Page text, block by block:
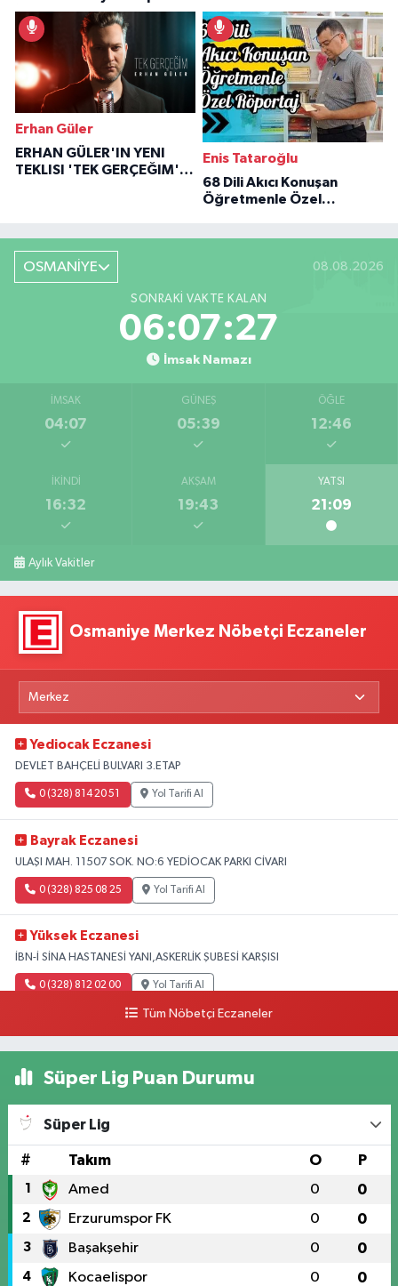
İlham Veren Hikâyeler
Erhan Güler
ERHAN GÜLER'IN YENI
TEKLISI 'TEK GERÇEĞIM'LE
Enis Tataroğlu
68 Dili Akıcı Konuşan
Öğretmenle Özel
OSMANİYE 08.08.2026
SONRAKI VAKTE KALAN
06:07:26
İmsak Namazı
İMSAK
04:07
GÜNEŞ
05:39
ÖĞLE
12:46
İKINDI
16:32
AKŞAM
19:43
YATSI
21:09
Aylık Vakitler
Osmaniye Merkez Nöbetçi Eczaneler
Yediocak Eczanesi
DEVLET BAHÇELİ BULVARI 3.ETAP
0 (328) 814 20 51 Yol Tarifi Al
Bayrak Eczanesi
ULAŞI MAH. 11507 SOK. NO:6 YEDİOCAK PARKI CİVARI
0 (328) 825 08 25 Yol Tarifi Al
Yüksek Eczanesi
İBN-İ SİNA HASTANESİ YANI,ASKERLİK ŞUBESİ KARŞISI
0 (328) 812 02 00 Yol Tarifi Al
Tüm Nöbetçi Eczaneler
Süper Lig Puan Durumu
Süper Lig
# Takım O P
1 Amed 0 0
2 Erzurumspor FK 0 0
3 Başakşehir 0 0
4 Kocaelispor 0 0